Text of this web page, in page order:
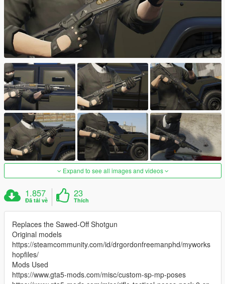
Expand to see all images and videos
1.857
Đã tải về
23
Thích
Replaces the Sawed-Off Shotgun
Original models
https://steamcommunity.com/id/drgordonfreemanphd/myworks
hopfiles/
Mods Used
https://www.gta5-mods.com/misc/custom-sp-mp-poses